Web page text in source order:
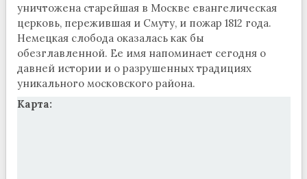
уничтожена старейшая в Москве евангелическая
церковь, пережившая и Смуту, и пожар 1812 года.
Немецкая слобода оказалась как бы
обезглавленной. Ее имя напоминает сегодня о
давней истории и о разрушенных традициях
уникального московского района.
Карта: